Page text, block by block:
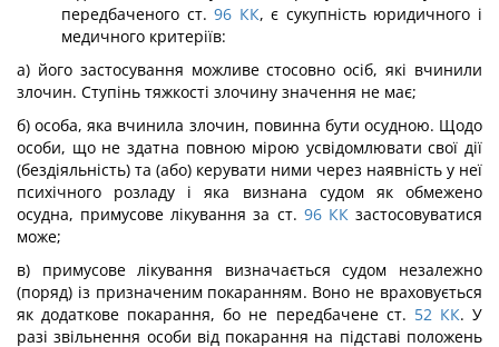
передбаченого ст. 96 КК, є сукупність юридичного і
медичного критеріїв:
а) його застосування можливе стосовно осіб, які вчинили
злочин. Ступінь тяжко­сті злочину значення не має;
б) особа, яка вчинила злочин, повинна бути осудною. Щодо
особи, що не здатна повною мірою усвідомлювати свої дії
(бездіяльність) та (або) керувати ними через наявність у неї
психічного розладу і яка визнана судом як обмежено
осудна, приму­сове лікування за ст. 96 ККзастосовуватися
може;
в) примусове лікування визначається судом незалежно
(поряд) із призначеним покаранням. Воно не враховується
як додаткове покарання, бо не передбачене ст. 52 КК. У
разі звільнення особи від покарання на підставі положень